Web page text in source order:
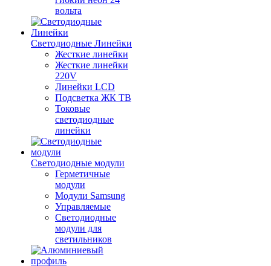
вольта
Светодиодные Линейки
Жесткие линейки
Жесткие линейки
220V
Линейки LCD
Подсветка ЖК ТВ
Токовые
светодиодные
линейки
Светодиодные модули
Герметичные
модули
Модули Samsung
Управляемые
Светодиодные
модули для
светильников